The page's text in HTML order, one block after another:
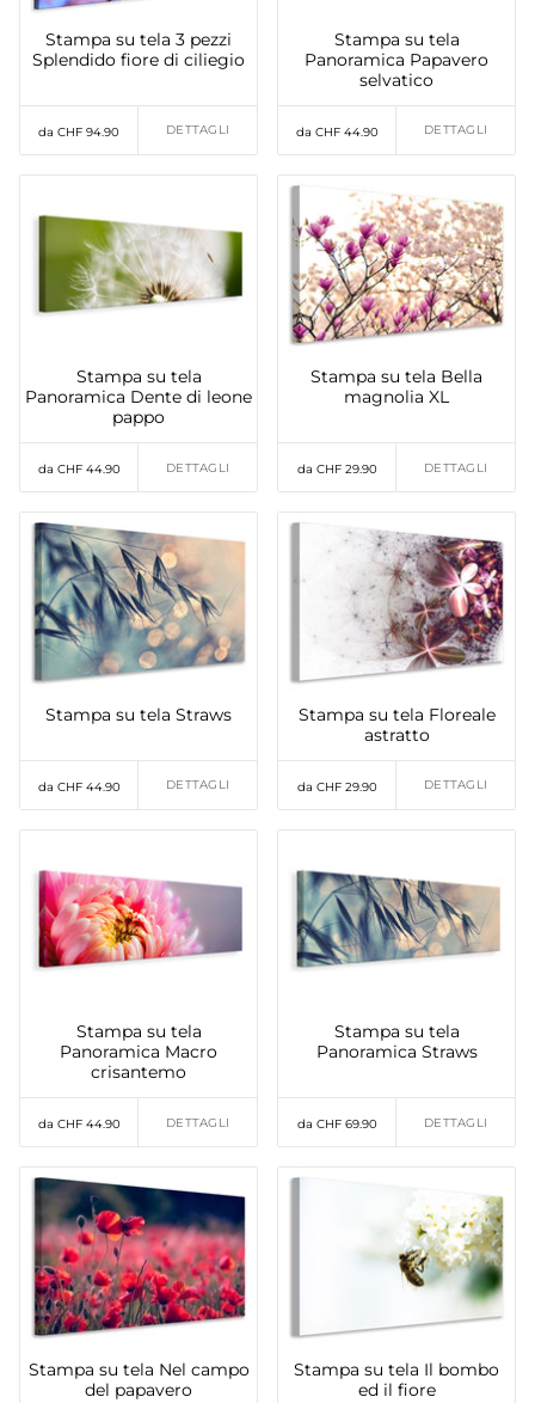
Stampa su tela 3 pezzi
Splendido fiore di ciliegio
da CHF 94.90 DETTAGLI
Stampa su tela
Panoramica Papavero
selvatico
da CHF 44.90 DETTAGLI
Stampa su tela
Panoramica Dente di leone
pappo
da CHF 44.90 DETTAGLI
Stampa su tela Bella
magnolia XL
da CHF 29.90 DETTAGLI
Stampa su tela Straws
da CHF 44.90 DETTAGLI
Stampa su tela Floreale
astratto
da CHF 29.90 DETTAGLI
Stampa su tela
Panoramica Macro
crisantemo
da CHF 44.90 DETTAGLI
Stampa su tela
Panoramica Straws
da CHF 69.90 DETTAGLI
Stampa su tela Nel campo
del papavero
Stampa su tela Il bombo
ed il fiore